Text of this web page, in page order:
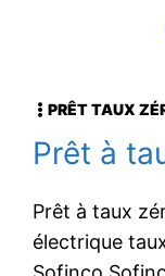
PRÊT TAUX
Prêt à
Prêt à taux
électrique